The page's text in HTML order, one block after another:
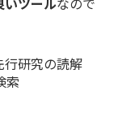
いツールなので
研究の読解
索